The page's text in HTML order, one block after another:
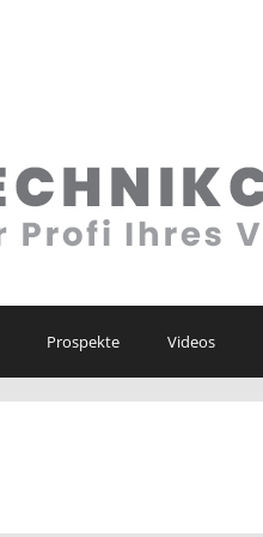
Prospekte Videos